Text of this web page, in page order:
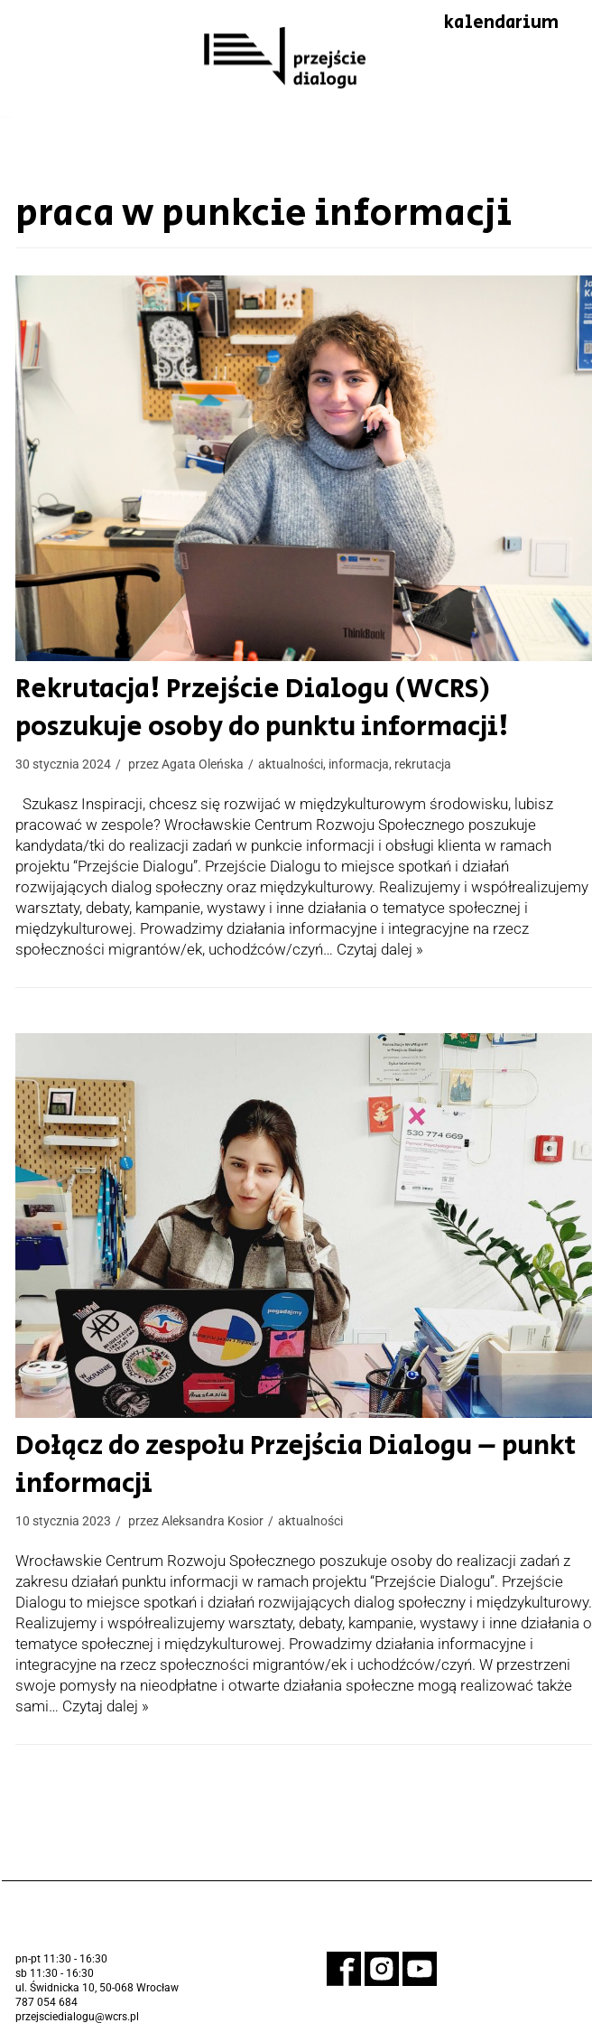
kalendarium
praca w punkcie informacji
Rekrutacja! Przejście Dialogu (WCRS)
poszukuje osoby do punktu informacji!
30 stycznia 2024 przezAgata Oleńska aktualności, informacja, rekrutacja
Szukasz Inspiracji, chcesz się rozwijać w międzykulturowym środowisku, lubisz
pracować w zespole? Wrocławskie Centrum Rozwoju Społecznego poszukuje
kandydata/tki do realizacji zadań w punkcie informacji i obsługi klienta w ramach
projektu “Przejście Dialogu”. Przejście Dialogu to miejsce spotkań i działań
rozwijających dialog społeczny oraz międzykulturowy. Realizujemy i współrealizujemy
warsztaty, debaty, kampanie, wystawy i inne działania o tematyce społecznej i
międzykulturowej. Prowadzimy działania informacyjne i integracyjne na rzecz
społeczności migrantów/ek, uchodźców/czyń… Czytaj dalej »
Dołącz do zespołu Przejścia Dialogu – punkt
informacji
10 stycznia 2023 przezAleksandra Kosior aktualności
Wrocławskie Centrum Rozwoju Społecznego poszukuje osoby do realizacji zadań z
zakresu działań punktu informacji w ramach projektu “Przejście Dialogu”. Przejście
Dialogu to miejsce spotkań i działań rozwijających dialog społeczny i międzykulturowy.
Realizujemy i współrealizujemy warsztaty, debaty, kampanie, wystawy i inne działania o
tematyce społecznej i międzykulturowej. Prowadzimy działania informacyjne i
integracyjne na rzecz społeczności migrantów/ek i uchodźców/czyń. W przestrzeni
swoje pomysły na nieodpłatne i otwarte działania społeczne mogą realizować także
sami… Czytaj dalej »
pn-pt 11:30 - 16:30
sb 11:30 - 16:30
ul. Świdnicka 10, 50-068 Wrocław
787 054 684
przejsciedialogu@wcrs.pl